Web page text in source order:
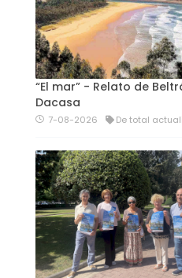
“El mar” - Relato de
Dacasa
7-08-2026 De total